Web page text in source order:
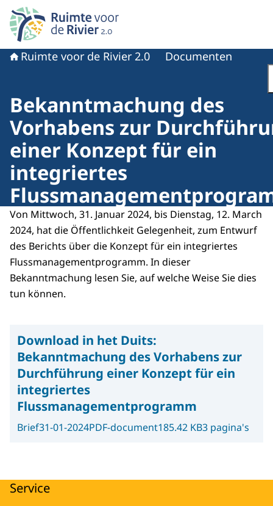
Naar de homepage van Ruimte voor de rivier 2.0
Ruimte voor de Rivier 2.0 Documenten
Bekanntmachung des
Vorhabens zur
einer Konzept für ein
integriertes
Von Mittwoch, 31. Januar 2024, bis Dienstag, 12. March
2024, hat die Öffentlichkeit Gelegenheit, zum Entwurf
des Berichts über die Konzept für ein integriertes
Flussmanagementprogramm. In dieser
Bekanntmachung lesen Sie, auf welche Weise Sie dies
tun können.
Download in het Duits:
Bekanntmachung des Vorhabens zur
Durchführung einer Konzept für ein
integriertes
Flussmanagementprogramm
Brief31-01-2024PDF-document185.42 KB3 pagina's
Service